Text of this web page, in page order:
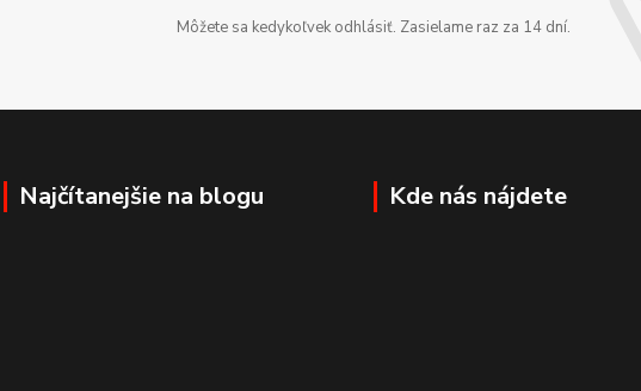
Môžete sa kedykoľvek odhlásiť. Zasielame raz za 14 dní.
Najčítanejšie na blogu Kde nás nájdete